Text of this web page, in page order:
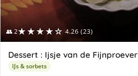
👥 2★★★★☆ 4.26 (23)
Dessert : Ijsje van de Fijnproever
IJs & sorbets